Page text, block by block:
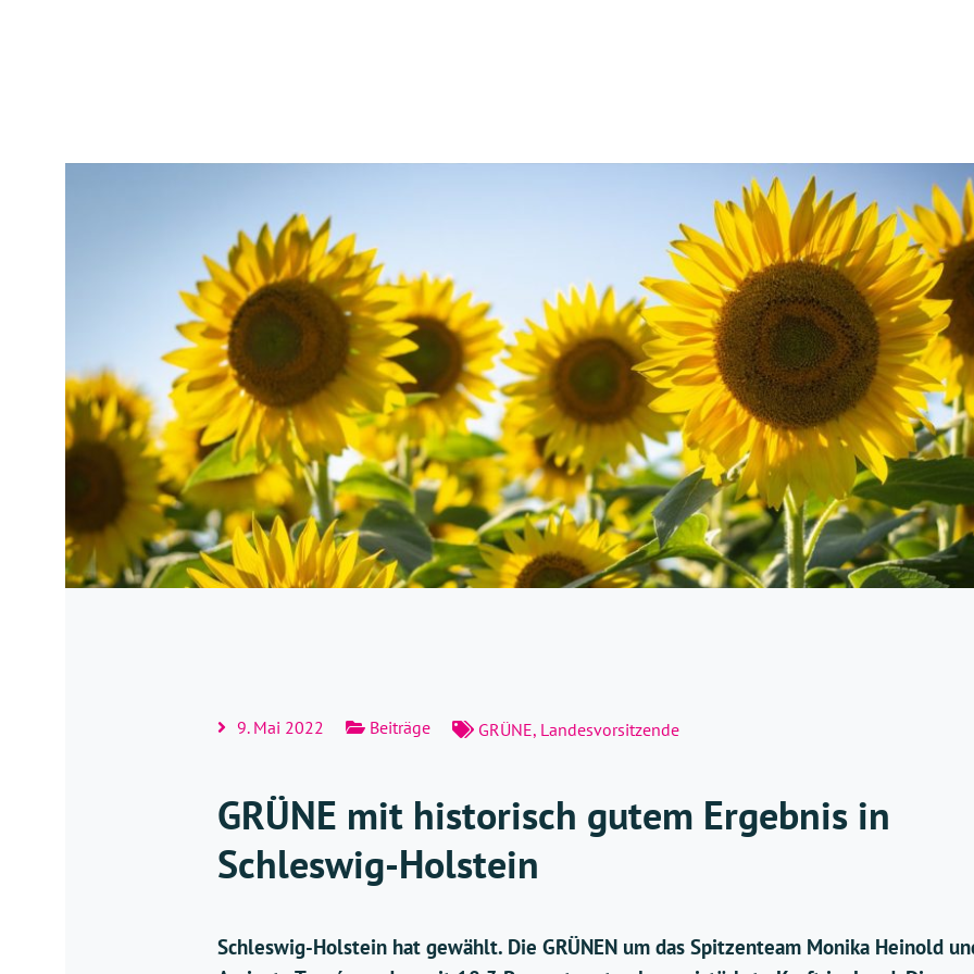
9. Mai 2022 Beiträge GRÜNE, Landesvorsitzende
GRÜNE mit historisch gutem Ergebnis in
Schleswig-Holstein
Schleswig-Holstein hat gewählt. Die GRÜNEN um das Spitzenteam Monika Heinold